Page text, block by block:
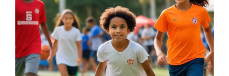
Condominios modernos desde $300,000s
Townhouses desde $380,000s
Casas unifamiliares desde $450,000s
Propiedades de lujo $1M+
Algo para cada presupuesto y estilo de vida